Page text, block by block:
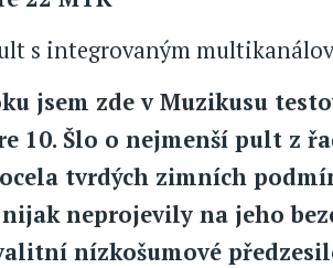
s integrovaným
jsem zde v Muzikusu
10. Šlo o nejmenší pult z
tvrdých zimních
neprojevily na jeho
nízkošumové